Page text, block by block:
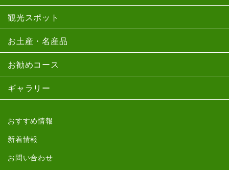
観光スポット
お土産・名産品
お勧めコース
ギャラリー
おすすめ情報
新着情報
お問い合わせ